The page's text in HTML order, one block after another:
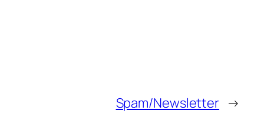
Spam/Newsletter →